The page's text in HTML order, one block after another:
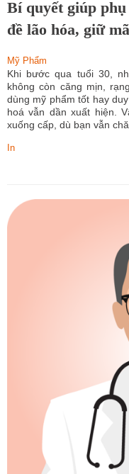
Bí quyết giúp
đề lão hóa, giữ
Mỹ Phẩm
Khi bước qua tuổi 30,
không còn căng mịn,
dùng mỹ phẩm tốt hay
hoá vẫn dần xuất hiện.
xuống cấp, dù bạn vẫn
In